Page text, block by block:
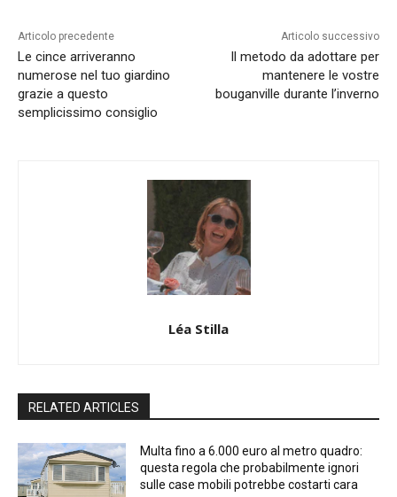
Articolo precedente
Le cince arriveranno
numerose nel tuo giardino
grazie a questo
semplicissimo consiglio
Articolo successivo
Il metodo da adottare per
mantenere le vostre
bouganville durante l’inverno
Léa Stilla
RELATED ARTICLES
Multa fino a 6.000 euro al metro quadro:
questa regola che probabilmente ignori
sulle case mobili potrebbe costarti cara